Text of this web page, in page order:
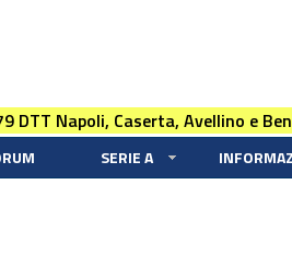
DTT Napoli, Caserta, Avellino e
SERIE A